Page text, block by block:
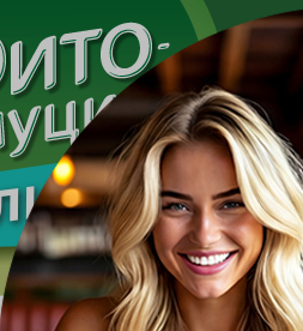
Made in the UK
О препарате Усиль эффект